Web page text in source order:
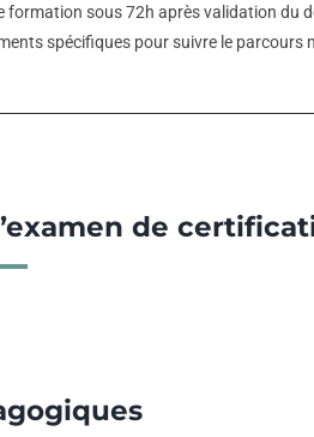
formation sous 72h après validation du
spécifiques pour suivre le parcours
de